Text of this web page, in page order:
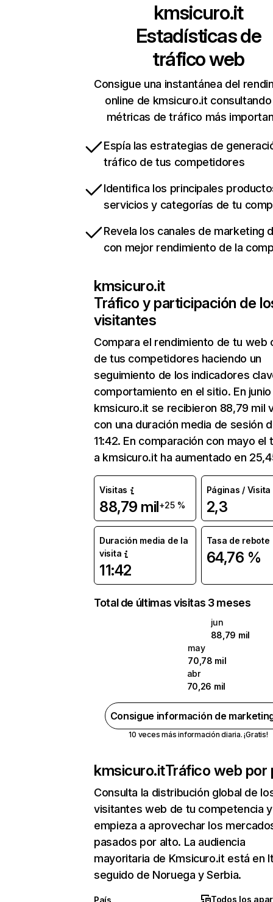
kmsicuro.it
Estadísticas de
tráfico web
Consigue una instantánea del
online de kmsicuro.it
métricas de tráfico más
Espía las estrategias de
tráfico de tus competidores
Identifica los principales
servicios y categorías de tu
Revela los canales de marketing
con mejor rendimiento de la
kmsicuro.it
Tráfico y participación de
visitantes
Compara el rendimiento de tu web
de tus competidores haciendo un
seguimiento de los indicadores
comportamiento en el sitio. En junio
kmsicuro.it se recibieron 88,79 mil
con una duración media de sesión
11:42. En comparación con mayo el
a kmsicuro.it ha aumentado en
Visitas
88,79 mil+25 %
Páginas / Visita
2,3
Duración media de la
visita
11:42
Tasa de rebote
64,76 %
Total de últimas visitas 3 meses
jun
88,79 mil
may
70,78 mil
abr
70,26 mil
Consigue información de
10 veces más información diaria. ¡Gratis!
kmsicuro.itTráfico web por
Consulta la distribución global de
visitantes web de tu competencia y
empieza a aprovechar los
pasados por alto. La audiencia
mayoritaria de Kmsicuro.it está en
seguido de Noruega y Serbia.
País Todos los